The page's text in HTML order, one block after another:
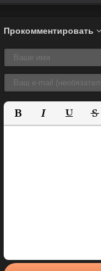
Прокомментировать
Полужирный
Курсив